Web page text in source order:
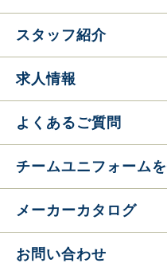
スタッフ紹介
求人情報
よくあるご質問
チームユニフォーム
メーカーカタログ
お問い合わせ